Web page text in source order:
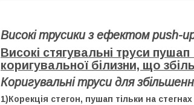
Високі трусики з ефектом push-
Високі стягувальні труси
коригувальної білизни, що
Коригувальні труси для
1)Корекція стегон, пушап тільки на стегнах